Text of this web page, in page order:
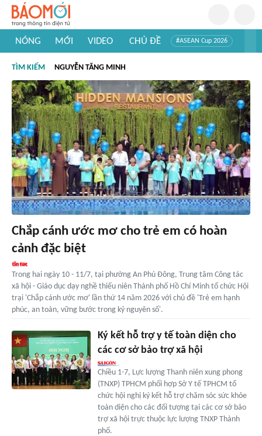
NÓNG MỚI VIDEO CHỦ ĐỀ #ASEAN Cup 2026
#Khám phá thế giới
TÌM KIẾM NGUYỄN TĂNG MINH
Chắp cánh ước mơ cho trẻ em có hoàn
cảnh đặc biệt
Trong hai ngày 10 - 11/7, tại phường An Phú Đông, Trung tâm Công tác
xã hội - Giáo dục dạy nghề thiếu niên Thành phố Hồ Chí Minh tổ chức Hội
trại 'Chắp cánh ước mơ' lần thứ 14 năm 2026 với chủ đề 'Trẻ em hạnh
phúc, an toàn, vững bước trong kỷ nguyên số'.
Ký kết hỗ trợ y tế toàn diện cho
các cơ sở bảo trợ xã hội
Chiều 1-7, Lực lượng Thanh niên xung phong
(TNXP) TPHCM phối hợp Sở Y tế TPHCM tổ
chức hội nghị ký kết hỗ trợ chăm sóc sức khỏe
toàn diện cho các đối tượng tại các cơ sở bảo
trợ xã hội trực thuộc lực lượng TNXP Thành
phố.